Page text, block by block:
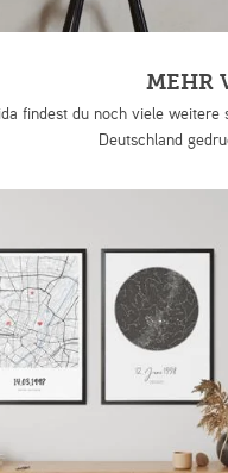
MEHR
findest du noch viele weitere
Deutschland